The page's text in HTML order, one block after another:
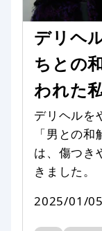
デリヘ
ちとの
われた
デリヘルを
「男との
は、傷つき
きました。
2025/01/